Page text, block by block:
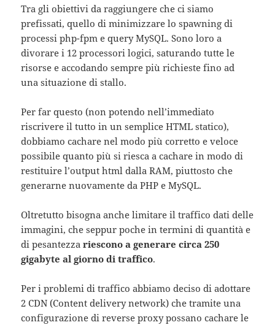
Tra gli obiettivi da raggiungere che ci siamo
prefissati, quello di minimizzare lo spawning di
processi php-fpm e query MySQL. Sono loro a
divorare i 12 processori logici, saturando tutte le
risorse e accodando sempre più richieste fino ad
una situazione di stallo.
Per far questo (non potendo nell’immediato
riscrivere il tutto in un semplice HTML statico),
dobbiamo cachare nel modo più corretto e veloce
possibile quanto più si riesca a cachare in modo di
restituire l’output html dalla RAM, piuttosto che
generarne nuovamente da PHP e MySQL.
Oltretutto bisogna anche limitare il traffico dati delle
immagini, che seppur poche in termini di quantità e
di pesantezza riescono a generare circa 250
gigabyte al giorno di traffico.
Per i problemi di traffico abbiamo deciso di adottare
2 CDN (Content delivery network) che tramite una
configurazione di reverse proxy possano cachare le